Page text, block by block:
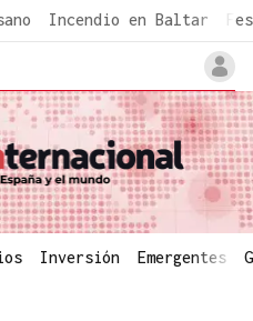
Incendio en Baltar
Inversión Emergentes